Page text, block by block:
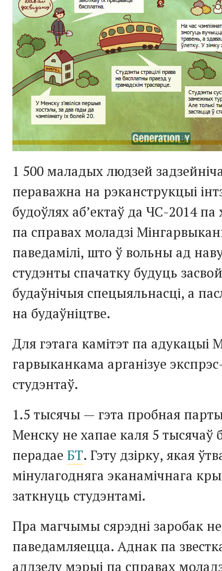
1 500 маладых людзей
пераважна на рэканструкцыі
будоўлях аб’ектаў да ЧС-2014 па
па справах моладзі
паведамілі, што ў вольны ад
студэнты спачатку будуць
будаўнічыя спецыяльнасці, а
на будаўніцтве.
Для гэтага камітэт па адукацыі
гарвыканкама арганізуе
студэнтаў.
1.5 тысячы — гэта пробная
Менску не хапае каля 5 тысячаў
перадае БТ. Гэту дзірку, якая
мінулагодняга эканамічнага
заткнуць студэнтамі.
Пра магчымы сярэдні заробак не
паведамляецца. Аднак па
аддзелу мэрыі па справах